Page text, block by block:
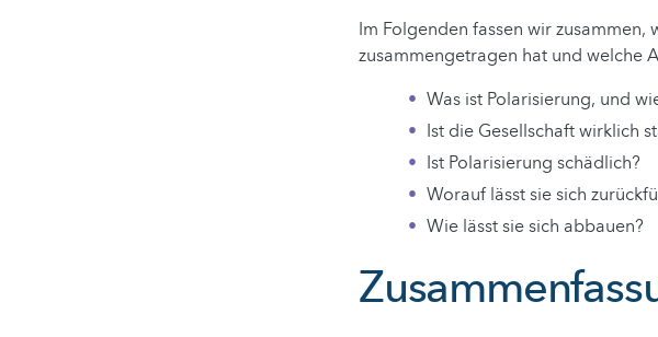
Im Folgenden fassen wir zusammen,
zusammengetragen hat und welche
Was ist Polarisierung, und
Ist die Gesellschaft wirklich
Ist Polarisierung schädlich?
Worauf lässt sie sich
Wie lässt sie sich abbauen?